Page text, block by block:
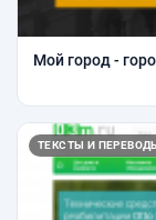
Мой город -
ТЕКСТЫ И